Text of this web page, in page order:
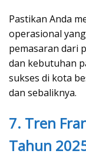
Pastikan Anda
operasional
pemasaran dari
dan kebutuhan
sukses di kota
dan sebaliknya.
7. Tren
Tahun